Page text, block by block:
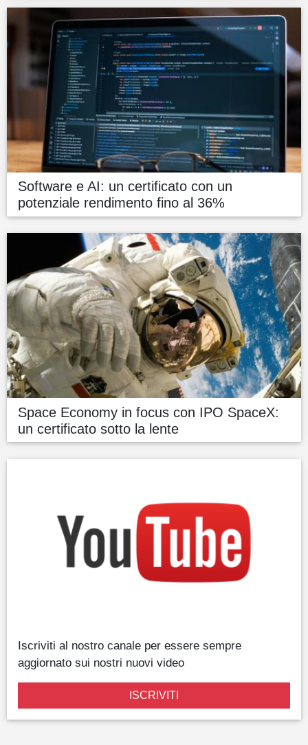
Software e AI: un certificato con un
potenziale rendimento fino al 36%
Space Economy in focus con IPO SpaceX:
un certificato sotto la lente
Iscriviti al nostro canale per essere sempre
aggiornato sui nostri nuovi video
ISCRIVITI